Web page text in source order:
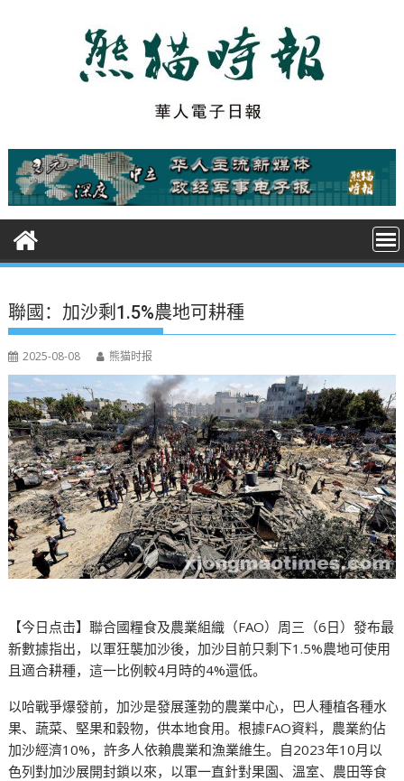
t
聯國：加沙剩1.5%農地可耕種
2025-08-08 熊猫时报
【今日点击】聯合國糧食及農業組織（FAO）周三（6日）發布最
新數據指出，以軍狂襲加沙後，加沙目前只剩下1.5%農地可使用
且適合耕種，這一比例較4月時的4%還低。
以哈戰爭爆發前，加沙是發展蓬勃的農業中心，巴人種植各種水
果、蔬菜、堅果和穀物，供本地食用。根據FAO資料，農業約佔
加沙經濟10%，許多人依賴農業和漁業維生。自2023年10月以
色列對加沙展開封鎖以來，以軍一直針對果園、溫室、農田等食